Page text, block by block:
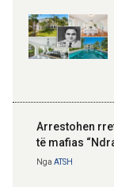
Arrestohen
të mafias
Nga ATSH